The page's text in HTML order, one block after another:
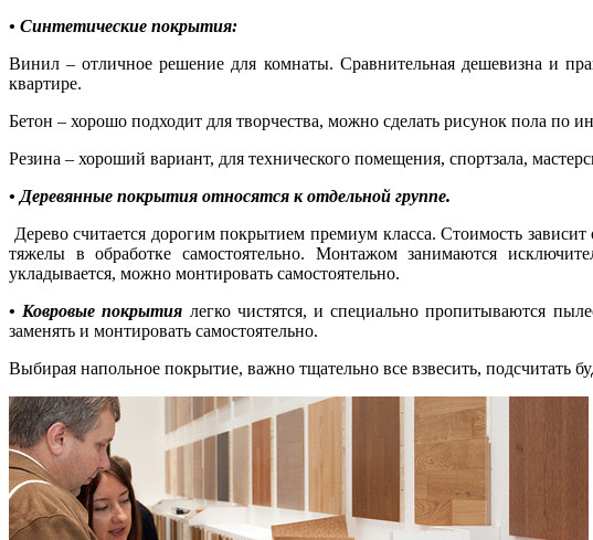
• Синтетические покрытия:
Винил – отличное решение для комнаты. Сравнительная дешевизна и
квартире.
Бетон – хорошо подходит для творчества, можно сделать рисунок пола по
Резина – хороший вариант, для технического помещения, спортзала,
• Деревянные покрытия относятся к отдельной группе.
Дерево считается дорогим покрытием премиум класса. Стоимость
тяжелы в обработке самостоятельно. Монтажом занимаются
укладывается, можно монтировать самостоятельно.
• Ковровые покрытия легко чистятся, и специально пропитываются
заменять и монтировать самостоятельно.
Выбирая напольное покрытие, важно тщательно все взвесить, подсчитать